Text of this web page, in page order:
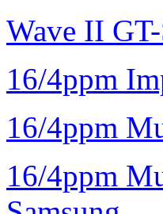
Wave II
16/4ppm
16/4ppm
16/4ppm